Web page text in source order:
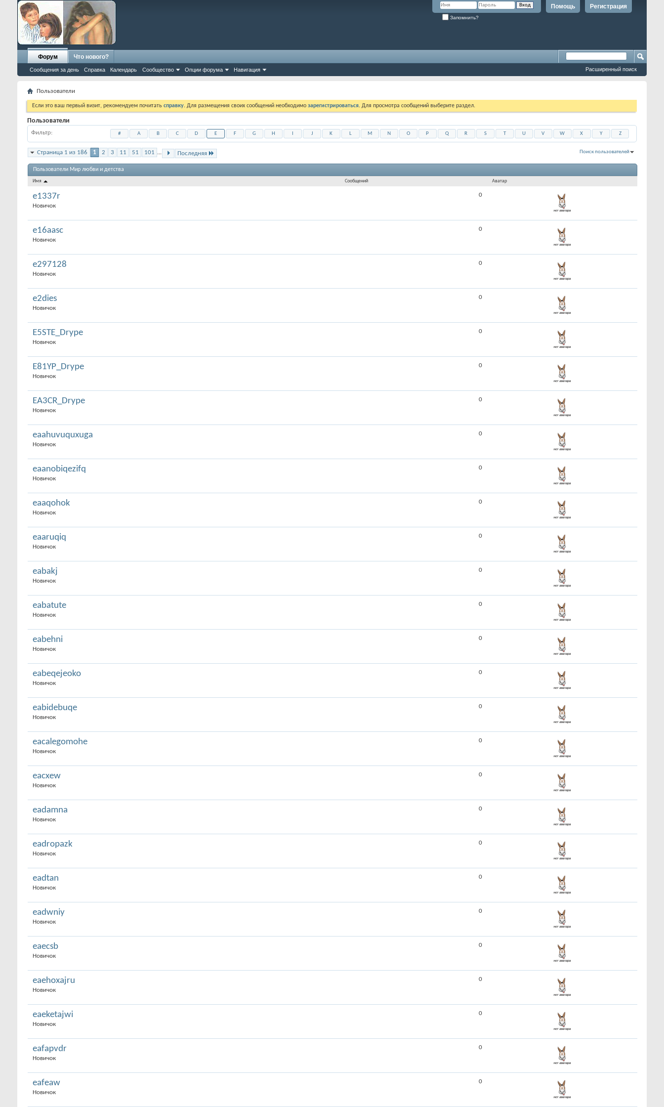
Регистрация
Помощь
Запомнить?
Форум
Сообщения за день Справка Календарь Сообщество Опции форума Навигация
Что нового?
Расширенный поиск
Пользователи
Если это ваш первый визит, рекомендуем почитать справку. Для размещения своих сообщений необходимо зарегистрироваться. Для просмотра сообщений выберите раздел.
Пользователи
Фильтр # A B C D E F G H J K L M N O P Q R S T U V W X Y Z
Страница 1 из 186 1 2 3 11 51 101 ... Последняя Поиск пользователей
Пользователи Мир любви и детства
Имя Сообщений Аватар
e1337r
Новичок
0
e16aasc
Новичок
0
e297128
Новичок
0
e2dies
Новичок
0
E5STE_Drype
Новичок
0
E81YP_Drype
Новичок
0
EA3CR_Drype
Новичок
0
eaahuvuquxuga
Новичок
0
eaanobiqezifq
Новичок
0
eaaqohok
Новичок
0
eaaruqiq
Новичок
0
eabakj
Новичок
0
eabatute
Новичок
0
eabehni
Новичок
0
eabeqejeoko
Новичок
0
eabidebuqe
Новичок
0
eacalegomohe
Новичок
0
eacxew
Новичок
0
eadamna
Новичок
0
eadropazk
Новичок
0
eadtan
Новичок
0
eadwniy
Новичок
0
eaecsb
Новичок
0
eaehoxajru
Новичок
0
eaeketajwi
Новичок
0
eafapvdr
Новичок
0
eafeaw
Новичок
0